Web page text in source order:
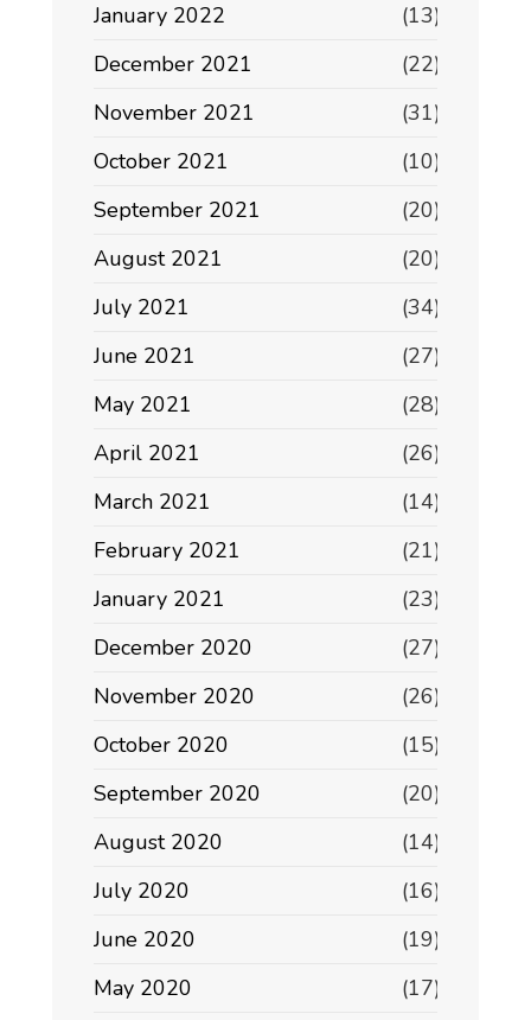
January 2022
(13)
December 2021
(22)
November 2021
(31)
October 2021
(10)
September 2021
(20)
August 2021
(20)
July 2021
(34)
June 2021
(27)
May 2021
(28)
April 2021
(26)
March 2021
(14)
February 2021
(21)
January 2021
(23)
December 2020
(27)
November 2020
(26)
October 2020
(15)
September 2020
(20)
August 2020
(14)
July 2020
(16)
June 2020
(19)
May 2020
(17)